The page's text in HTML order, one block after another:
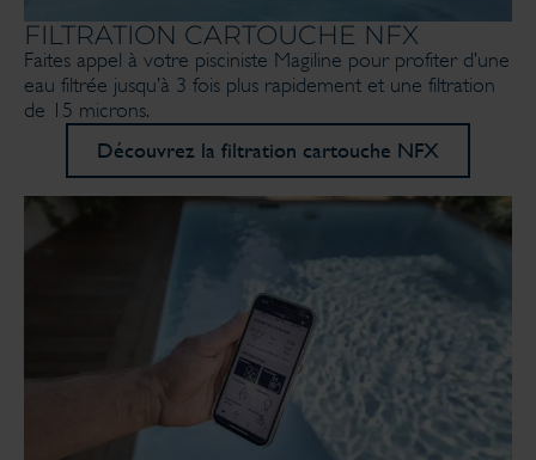
FILTRATION CARTOUCHE NFX
Faites appel à votre pisciniste Magiline pour profiter d’une
eau filtrée jusqu’à 3 fois plus rapidement et une filtration
de 15 microns.
Découvrez la filtration cartouche NFX